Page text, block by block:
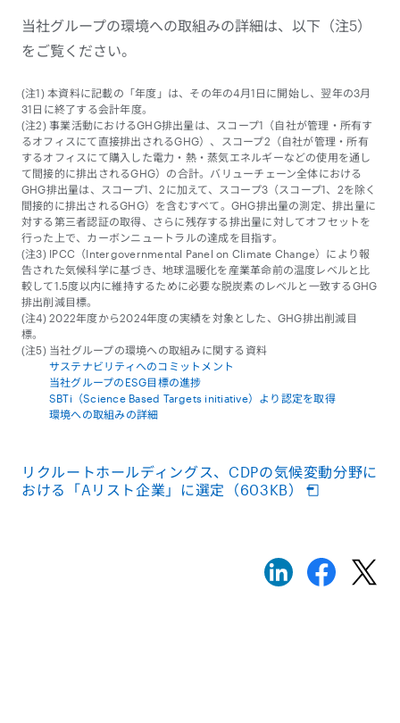
当社グループの環境への取組みの詳細は、以下（注5）
をご覧ください。
(注1) 本資料に記載の「年度」は、その年の4月1日に開始し、翌年の3月
31日に終了する会計年度。
(注2) 事業活動におけるGHG排出量は、スコープ1（自社が管理・所有す
るオフィスにて直接排出されるGHG）、スコープ2（自社が管理・所有
するオフィスにて購入した電力・熱・蒸気エネルギーなどの使用を通し
て間接的に排出されるGHG）の合計。バリューチェーン全体における
GHG排出量は、スコープ1、2に加えて、スコープ3（スコープ1、2を除く
間接的に排出されるGHG）を含むすべて。GHG排出量の測定、排出量に
対する第三者認証の取得、さらに残存する排出量に対してオフセットを
行った上で、カーボンニュートラルの達成を目指す。
(注3) IPCC（Intergovernmental Panel on Climate Change）により報
告された気候科学に基づき、地球温暖化を産業革命前の温度レベルと比
較して1.5度以内に維持するために必要な脱炭素のレベルと一致するGHG
排出削減目標。
(注4) 2022年度から2024年度の実績を対象とした、GHG排出削減目
標。
(注5) 当社グループの環境への取組みに関する資料
サステナビリティへのコミットメント
当社グループのESG目標の進捗
SBTi（Science Based Targets initiative）より認定を取得
環境への取組みの詳細
リクルートホールディングス、CDPの気候変動分野に
おける「Aリスト企業」に選定（603KB）